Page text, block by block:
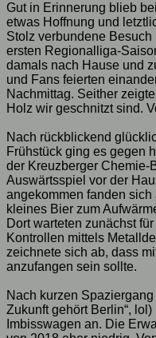
Gut in Erinnerung blieb
etwas Hoffnung und
Stolz verbundene
ersten Regionalliga-
damals nach Hause und
und Fans feierten
Nachmittag. Seither
Holz wir geschnitzt sind.
Nach rückblickend
Frühstück ging es gegen
der Kreuzberger Chemie-
Auswärtsspiel vor der
angekommen fanden
kleines Bier zum
Dort warteten zunächst
Kontrollen mittels
zeichnete sich ab, dass
anzufangen sein sollte.
Nach kurzen
Zukunft gehört Berlin“,
Imbisswagen an. Die